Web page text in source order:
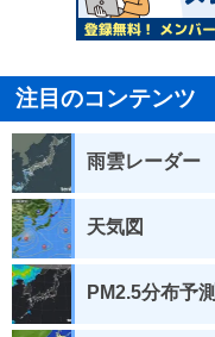
注目のコンテンツ
雨雲レーダー
天気図
PM2.5分布予測